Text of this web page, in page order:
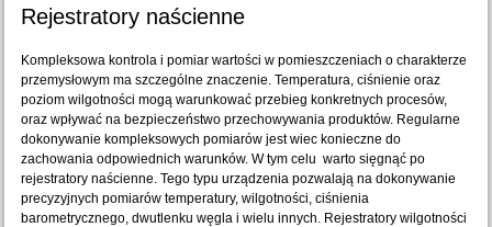
Rejestratory naścienne
Kompleksowa kontrola i pomiar wartości w pomieszczeniach o charakterze
przemysłowym ma szczególne znaczenie. Temperatura, ciśnienie oraz
poziom wilgotności mogą warunkować przebieg konkretnych procesów,
oraz wpływać na bezpieczeństwo przechowywania produktów. Regularne
dokonywanie kompleksowych pomiarów jest wiec konieczne do
zachowania odpowiednich warunków. W tym celu warto sięgnąć po
rejestratory naścienne. Tego typu urządzenia pozwalają na dokonywanie
precyzyjnych pomiarów temperatury, wilgotności, ciśnienia
barometrycznego, dwutlenku węgla i wielu innych. Rejestratory wilgotności